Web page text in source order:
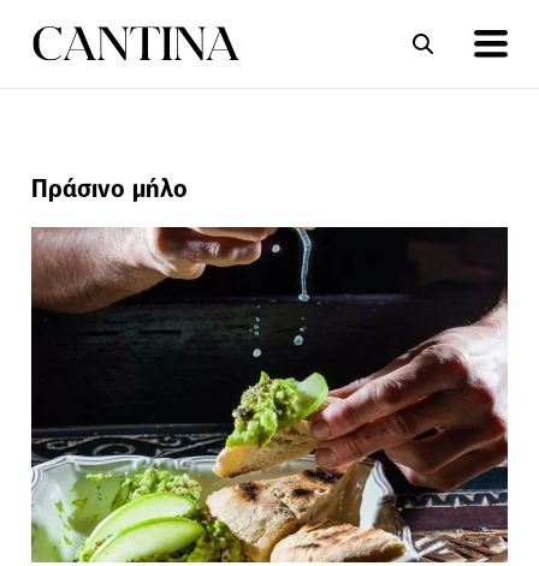
ΣΥΝΤΑΓΕΣ
Πράσινο μήλο